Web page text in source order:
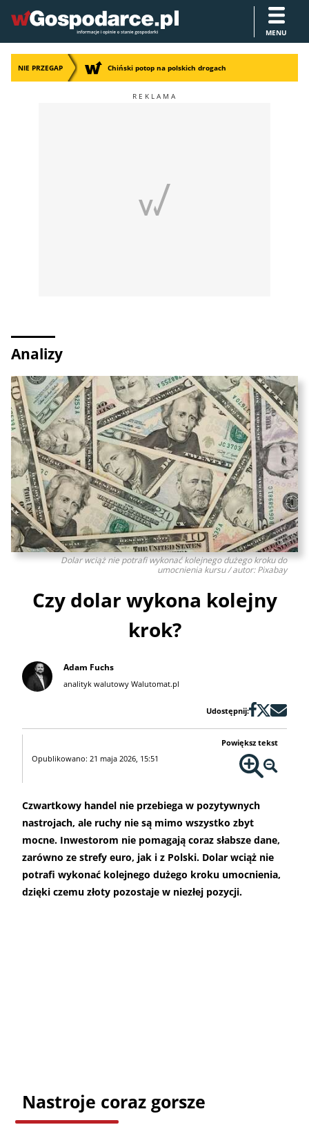
MENU
NIE PRZEGAP Chiński potop na polskich drogach
Analizy
Dolar wciąż nie potrafi wykonać kolejnego dużego kroku do
umocnienia kursu / autor: Pixabay
Czy dolar wykona kolejny
krok?
Adam Fuchs
analityk walutowy Walutomat.pl
Udostępnij:
Opublikowano: 21 maja 2026, 15:51
Powiększ tekst
Czwartkowy handel nie przebiega w pozytywnych
nastrojach, ale ruchy nie są mimo wszystko zbyt
mocne. Inwestorom nie pomagają coraz słabsze dane,
zarówno ze strefy euro, jak i z Polski. Dolar wciąż nie
potrafi wykonać kolejnego dużego kroku umocnienia,
dzięki czemu złoty pozostaje w niezłej pozycji.
Nastroje coraz gorsze